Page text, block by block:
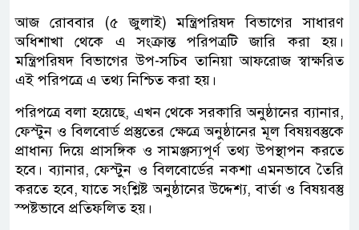
আজ রোববার (৫ জুলাই) মন্ত্রিপরিষদ বিভাগের সাধারণ
অধিশাখা থেকে এ সংক্রান্ত পরিপত্রটি জারি করা হয়।
মন্ত্রিপরিষদ বিভাগের উপ-সচিব তানিয়া আফরোজ স্বাক্ষরিত
এই পরিপত্রে এ তথ্য নিশ্চিত করা হয়।
পরিপত্রে বলা হয়েছে, এখন থেকে সরকারি অনুষ্ঠানের ব্যানার,
ফেস্টুন ও বিলবোর্ড প্রস্তুতের ক্ষেত্রে অনুষ্ঠানের মূল বিষয়বস্তুকে
প্রাধান্য দিয়ে প্রাসঙ্গিক ও সামঞ্জস্যপূর্ণ তথ্য উপস্থাপন করতে
হবে। ব্যানার, ফেস্টুন ও বিলবোর্ডের নকশা এমনভাবে তৈরি
করতে হবে, যাতে সংশ্লিষ্ট অনুষ্ঠানের উদ্দেশ্য, বার্তা ও বিষয়বস্তু
স্পষ্টভাবে প্রতিফলিত হয়।